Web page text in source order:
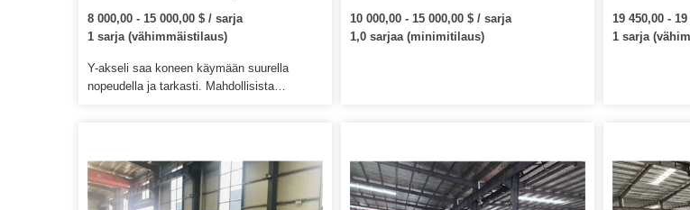
kuitulaserleikkauskonetta
8 000,00 - 15 000,00 $ / sarja
1 sarja (vähimmäistilaus)
Y-akseli saa koneen käymään suurella
nopeudella ja tarkasti. Mahdollisista
kun tarvitset vaihtoa.
1000w 2000w 3kw 3015 kuituoptiset
laitteet Cnc-Lazer-leikkuri
hiilimetallikuitu-laserleikkauskone
10 000,00 - 15 000,00 $ / sarja
1,0 sarjaa (minimitilaus)
metallille
metallilevylle
19 450,00 -
1 sarja